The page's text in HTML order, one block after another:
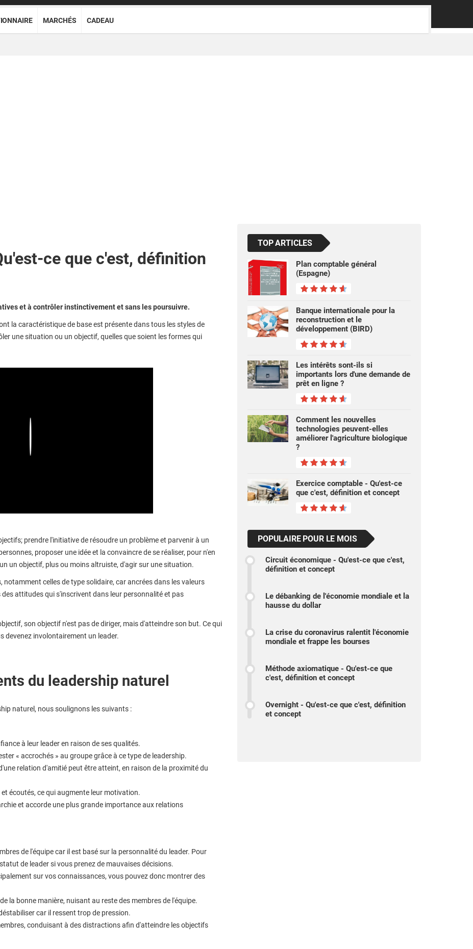
MARCHÉS CADEAU
ce que c'est, définition
et à contrôler instinctivement et sans les poursuivre.
la caractéristique de base est présente dans tous les styles de
une situation ou un objectif, quelles que soient les formes qui
prendre l'initiative de résoudre un problème et parvenir à un
proposer une idée et la convaincre de se réaliser, pour n'en
un objectif, plus ou moins altruiste, d'agir sur une situation.
celles de type solidaire, car ancrées dans les valeurs
attitudes qui s'inscrivent dans leur personnalité et pas
son objectif n'est pas de diriger, mais d'atteindre son but. Ce qui
devenez involontairement un leader.
du leadership naturel
naturel, nous soulignons les suivants :
à leur leader en raison de ses qualités.
« accrochés » au groupe grâce à ce type de leadership.
relation d'amitié peut être atteint, en raison de la proximité du
écoutés, ce qui augmente leur motivation.
et accorde une plus grande importance aux relations
de l'équipe car il est basé sur la personnalité du leader. Pour
de leader si vous prenez de mauvaises décisions.
sur vos connaissances, vous pouvez donc montrer des
la bonne manière, nuisant au reste des membres de l'équipe.
car il ressent trop de pression.
conduisant à des distractions afin d'atteindre les objectifs
TOP ARTICLES
Plan comptable général
(Espagne)
Banque internationale pour la
reconstruction et le
développement (BIRD)
Les intérêts sont-ils si
importants lors d'une demande de
prêt en ligne ?
Comment les nouvelles
technologies peuvent-elles
améliorer l'agriculture biologique
?
Exercice comptable - Qu'est-ce
que c'est, définition et concept
POPULAIRE POUR LE MOIS
Circuit économique - Qu'est-ce que c'est,
définition et concept
Le débanking de l'économie mondiale et la
hausse du dollar
La crise du coronavirus ralentit l'économie
mondiale et frappe les bourses
Méthode axiomatique - Qu'est-ce que
c'est, définition et concept
Overnight - Qu'est-ce que c'est, définition
et concept